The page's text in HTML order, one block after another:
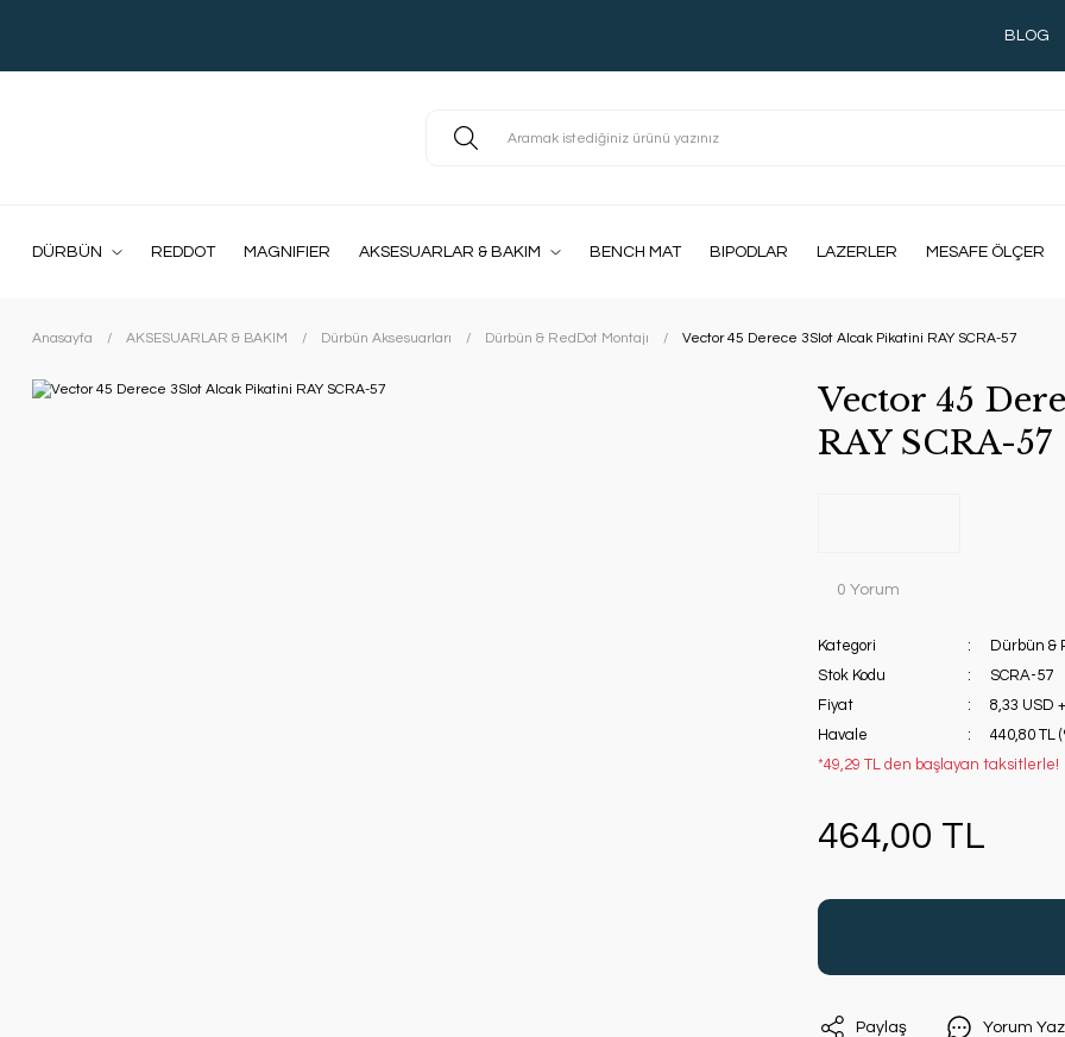
BLOG
DÜRBÜN REDDOT MAGNIFIER AKSESUARLAR & BAKIM BENCH MAT BIPODLAR LAZERLER MESAFE ÖLÇER
Anasayfa AKSESUARLAR & BAKIM Dürbün Aksesuarları Dürbün & RedDot Montajı Vector 45 Derece 3Slot Alcak Pikatini RAY SCRA-57
Vector 45
RAY SCRA-57
0 Yorum
Kategori
Dürbün &
Stok Kodu
SCRA-57
Fiyat
8,33 USD
Havale
440,80 TL
*49,29 TL den başlayan taksitlerle!
464,00 TL
Paylaş Yorum Yaz